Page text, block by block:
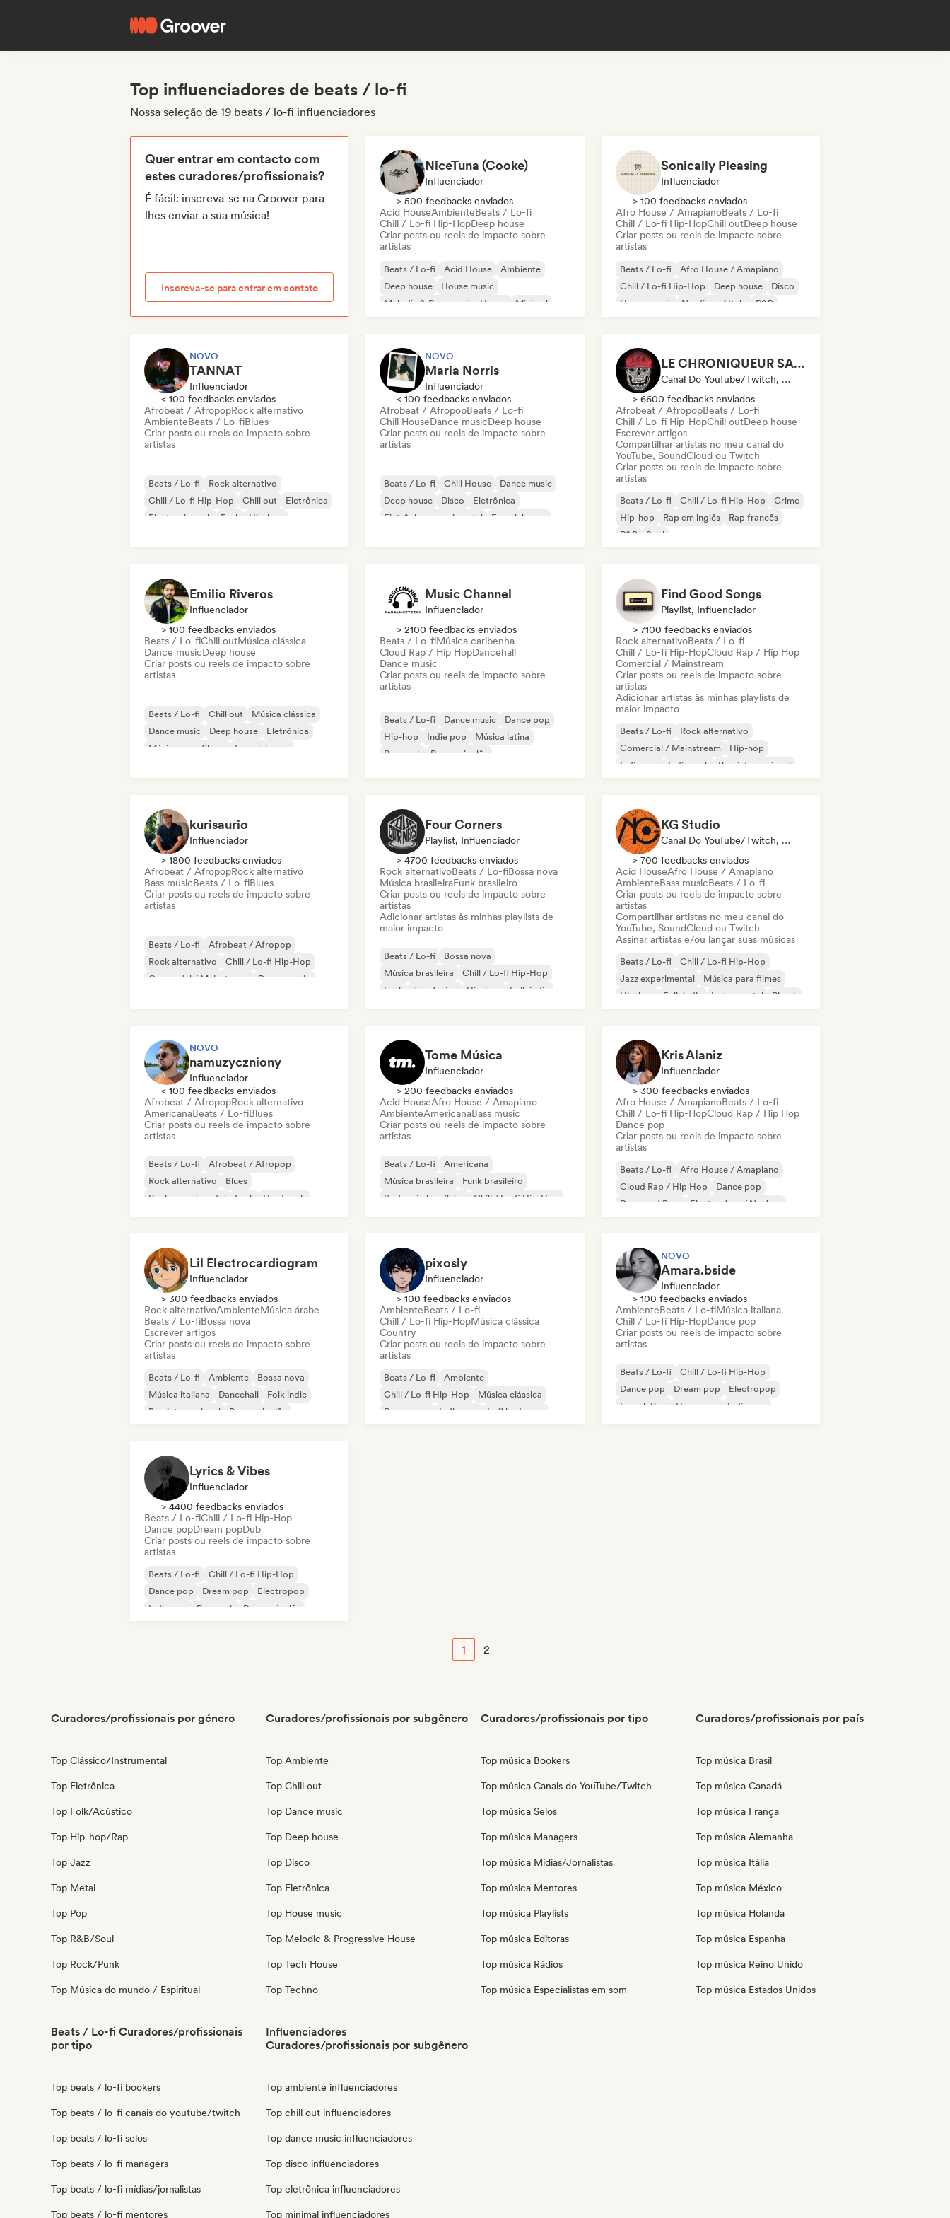
Top influenciadores de beats / lo-fi
Nossa seleção de 19 beats / lo-fi influenciadores
Quer entrar em contacto com
estes curadores/profissionais?
É fácil: inscreva-se na Groover para
lhes enviar a sua música!
Inscreva-se para entrar em contato
NiceTuna (Cooke)
Influenciador
> 500 feedbacks enviados
Acid HouseAmbienteBeats / Lo-fi
Chill / Lo-fi Hip-HopDeep house
Criar posts ou reels de impacto sobre
artistas
Beats / Lo-fi Acid House
Ambiente
Deep house
House music
Melodic & Progressive House
Minimal
Sonically Pleasing
Influenciador
> 100 feedbacks enviados
Afro House / AmapianoBeats / Lo-fi
Chill / Lo-fi Hip-HopChill outDeep house
Criar posts ou reels de impacto sobre
artistas
Beats / Lo-fi
Afro House / Amapiano
Chill / Lo-fi Hip-Hop
Deep house
Disco
House music
Nu-disco / Italo R&B
NOVO
TANNAT
Influenciador
< 100 feedbacks enviados
Afrobeat / AfropopRock alternativo
AmbienteBeats / Lo-fiBlues
Criar posts ou reels de impacto sobre
artistas
Beats / Lo-fi
Rock alternativo
Chill / Lo-fi Hip-Hop
Chill out
Eletrônica
Electronic rock
Funk Hip-hop
NOVO
Maria Norris
Influenciador
< 100 feedbacks enviados
Afrobeat / AfropopBeats / Lo-fi
Chill HouseDance musicDeep house
Criar posts ou reels de impacto sobre
artistas
Beats / Lo-fi Chill House
Dance music
Deep house
Disco
Eletrônica
Eletrônica experimental
French house
LE CHRONIQUEUR SALE
Canal Do YouTube/Twitch, Mídia/Jornalista, Influenciador
> 6600 feedbacks enviados
Afrobeat / AfropopBeats / Lo-fi
Chill / Lo-fi Hip-HopChill outDeep house
Escrever artigos
Compartilhar artistas no meu canal do
YouTube, SoundCloud ou Twitch
Criar posts ou reels de impacto sobre
artistas
Beats / Lo-fi Chill / Lo-fi Hip-Hop
Grime
Hip-hop
Rap em inglês
Rap francês
R&B
Soul
Emilio Riveros
Influenciador
> 100 feedbacks enviados
Beats / Lo-fiChill outMúsica clássica
Dance musicDeep house
Criar posts ou reels de impacto sobre
artistas
Beats / Lo-fi Chill out
Música clássica
Dance music
Deep house
Eletrônica
Música para filmes
French house
Music Channel
Influenciador
> 2100 feedbacks enviados
Beats / Lo-fiMúsica caribenha
Cloud Rap / Hip HopDancehall
Dance music
Criar posts ou reels de impacto sobre
artistas
Beats / Lo-fi Dance music
Dance pop
Hip-hop
Indie pop
Música latina
Pop rock
Rap em inglês
Find Good Songs
Playlist, Influenciador
> 7100 feedbacks enviados
Rock alternativoBeats / Lo-fi
Chill / Lo-fi Hip-HopCloud Rap / Hip Hop
Comercial / Mainstream
Criar posts ou reels de impacto sobre
artistas
Adicionar artistas às minhas playlists de
maior impacto
Beats / Lo-fi
Rock alternativo
Comercial / Mainstream
Hip-hop
Indie pop
Indie rock
Pop internacional
kurisaurio
Influenciador
> 1800 feedbacks enviados
Afrobeat / AfropopRock alternativo
Bass musicBeats / Lo-fiBlues
Criar posts ou reels de impacto sobre
artistas
Beats / Lo-fi
Afrobeat / Afropop
Rock alternativo
Chill / Lo-fi Hip-Hop
Comercial / Mainstream
Dance music
Four Corners
Playlist, Influenciador
> 4700 feedbacks enviados
Rock alternativoBeats / Lo-fiBossa nova
Música brasileiraFunk brasileiro
Criar posts ou reels de impacto sobre
artistas
Adicionar artistas às minhas playlists de
maior impacto
Beats / Lo-fi
Bossa nova
Música brasileira
Chill / Lo-fi Hip-Hop
Funk
Jazz fusion Hip-hop Folk indie
KG Studio
Canal Do YouTube/Twitch, Selo, Influenciador
> 700 feedbacks enviados
Acid HouseAfro House / Amapiano
AmbienteBass musicBeats / Lo-fi
Criar posts ou reels de impacto sobre
artistas
Compartilhar artistas no meu canal do
YouTube, SoundCloud ou Twitch
Assinar artistas e/ou lançar suas músicas
Beats / Lo-fi
Chill / Lo-fi Hip-Hop
Jazz experimental
Música para filmes
Hip-hop
Folk indie Instrumental Phonk
NOVO
namuzyczniony
Influenciador
< 100 feedbacks enviados
Afrobeat / AfropopRock alternativo
AmericanaBeats / Lo-fiBlues
Criar posts ou reels de impacto sobre
artistas
Beats / Lo-fi
Afrobeat / Afropop
Rock alternativo
Blues
Rock experimental
Funk
Hard rock
Tome Música
Influenciador
> 200 feedbacks enviados
Acid HouseAfro House / Amapiano
AmbienteAmericanaBass music
Criar posts ou reels de impacto sobre
artistas
Beats / Lo-fi
Americana
Música brasileira
Funk brasileiro
Sertanejo brasileiro
Chill / Lo-fi Hip-Hop
Kris Alaniz
Influenciador
> 300 feedbacks enviados
Afro House / AmapianoBeats / Lo-fi
Chill / Lo-fi Hip-HopCloud Rap / Hip Hop
Dance pop
Criar posts ou reels de impacto sobre
artistas
Beats / Lo-fi
Afro House / Amapiano
Cloud Rap / Hip Hop
Dance pop
Drum and Bass
Electro Jazz / Nu Jazz
Lil Electrocardiogram
Influenciador
> 300 feedbacks enviados
Rock alternativoAmbienteMúsica árabe
Beats / Lo-fiBossa nova
Escrever artigos
Criar posts ou reels de impacto sobre
artistas
Beats / Lo-fi Ambiente
Bossa nova
Música italiana
Dancehall
Folk indie
Rap internacional
Rap em inglês
pixosly
Influenciador
> 100 feedbacks enviados
AmbienteBeats / Lo-fi
Chill / Lo-fi Hip-HopMúsica clássica
Country
Criar posts ou reels de impacto sobre
artistas
Beats / Lo-fi
Ambiente
Chill / Lo-fi Hip-Hop
Música clássica
Dream pop
Indie pop
Lofi bedroom
NOVO
Amara.bside
Influenciador
> 100 feedbacks enviados
AmbienteBeats / Lo-fiMúsica italiana
Chill / Lo-fi Hip-HopDance pop
Criar posts ou reels de impacto sobre
artistas
Beats / Lo-fi
Chill / Lo-fi Hip-Hop
Dance pop
Dream pop
Electropop
French Pop
Hyperpop Indie pop
Lyrics & Vibes
Influenciador
> 4400 feedbacks enviados
Beats / Lo-fiChill / Lo-fi Hip-Hop
Dance popDream popDub
Criar posts ou reels de impacto sobre
artistas
Beats / Lo-fi
Chill / Lo-fi Hip-Hop
Dance pop
Dream pop
Electropop
Indie pop
Pop rock Rap em inglês
1 2
Curadores/profissionais por género
Top Clássico/Instrumental
Top Eletrônica
Top Folk/Acústico
Top Hip-hop/Rap
Top Jazz
Top Metal
Top Pop
Top R&B/Soul
Top Rock/Punk
Top Música do mundo / Espiritual
Curadores/profissionais por subgênero
Top Ambiente
Top Chill out
Top Dance music
Top Deep house
Top Disco
Top Eletrônica
Top House music
Top Melodic & Progressive House
Top Tech House
Top Techno
Curadores/profissionais por tipo
Top música Bookers
Top música Canais do YouTube/Twitch
Top música Selos
Top música Managers
Top música Mídias/Jornalistas
Top música Mentores
Top música Playlists
Top música Editoras
Top música Rádios
Top música Especialistas em som
Curadores/profissionais por país
Top música Brasil
Top música Canadá
Top música França
Top música Alemanha
Top música Itália
Top música México
Top música Holanda
Top música Espanha
Top música Reino Unido
Top música Estados Unidos
Beats / Lo-fi Curadores/profissionais
por tipo
Top beats / lo-fi bookers
Top beats / lo-fi canais do youtube/twitch
Top beats / lo-fi selos
Top beats / lo-fi managers
Top beats / lo-fi mídias/jornalistas
Top beats / lo-fi mentores
Influenciadores
Curadores/profissionais por subgênero
Top ambiente influenciadores
Top chill out influenciadores
Top dance music influenciadores
Top disco influenciadores
Top eletrônica influenciadores
Top minimal influenciadores